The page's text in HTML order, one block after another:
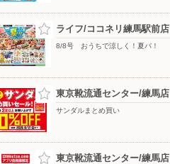
ピングー×ノジマキャンペーン実
施中！
ライフ/ココネリ練馬駅前店
8/8号 おうちで涼しく！夏パ！
東京靴流通センター/練馬店
サンダルまとめ買い
東京靴流通センター/練馬店